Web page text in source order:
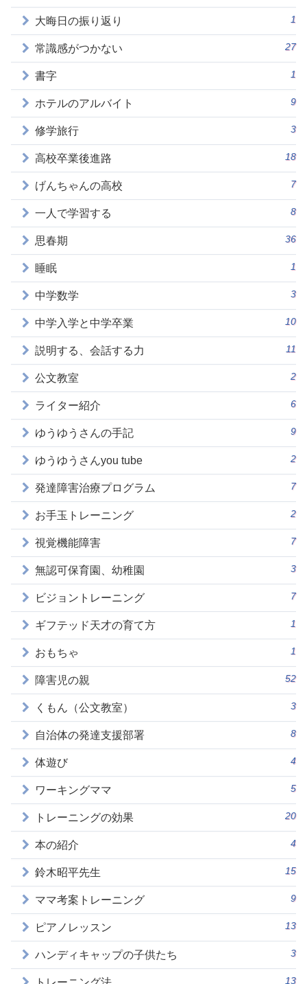
大晦日の振り返り 1
常識感がつかない 27
書字 1
ホテルのアルバイト 9
修学旅行 3
高校卒業後進路 18
げんちゃんの高校 7
一人で学習する 8
思春期 36
睡眠 1
中学数学 3
中学入学と中学卒業 10
説明する、会話する力 11
公文教室 2
ライター紹介 6
ゆうゆうさんの手記 9
ゆうゆうさんyou tube 2
発達障害治療プログラム 7
お手玉トレーニング 2
視覚機能障害 7
無認可保育園、幼稚園 3
ビジョントレーニング 7
ギフテッド天才の育て方 1
おもちゃ 1
障害児の親 52
くもん（公文教室） 3
自治体の発達支援部署 8
体遊び 4
ワーキングママ 5
トレーニングの効果 20
本の紹介 4
鈴木昭平先生 15
ママ考案トレーニング 9
ピアノレッスン 13
ハンディキャップの子供たち 3
13